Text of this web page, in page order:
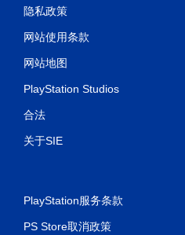
隐私政策
网站使用条款
网站地图
PlayStation Studios
合法
关于SIE
PlayStation服务条款
PS Store取消政策